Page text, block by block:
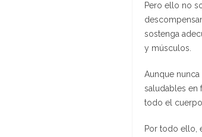
Pero ello no
sostenga
y músculos.
Aunque
saludables en
todo el
Por todo ello,